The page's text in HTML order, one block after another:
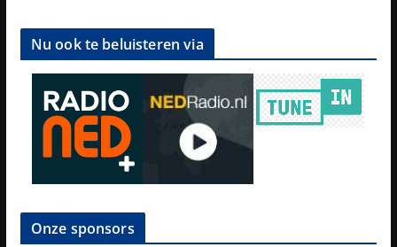
Nu ook te beluisteren via
Onze sponsors